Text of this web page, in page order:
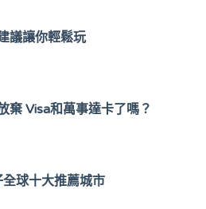
議讓你輕鬆玩
棄 Visa和萬事達卡了嗎？
球十大推薦城市